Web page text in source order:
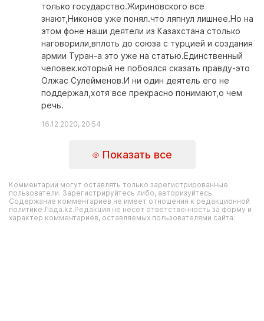
только государство.Жириновского все
знают,Никонов уже понял.что ляпнул лишнее.Но на
этом фоне наши деятели из Казахстана столько
наговорили,вплоть до союза с турцией и создания
армии Туран-а это уже на статью.Единственный
человек.который не побоялся сказать правду-это
Олжас Сулейменов.И ни один деятель его не
поддержал,хотя все прекрасно понимают,о чем
речь.
16.12.2020, 20:54
Показать все
Комментарии могут оставлять только зарегистрированные
пользователи. Зарегистрируйтесь либо, авторизуйтесь.
Содержание комментариев не имеет отношения к редакционной
политике Лада.kz.Редакция не несет ответственность за форму и
характер комментариев, оставляемых пользователями сайта.